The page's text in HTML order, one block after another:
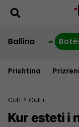
Ballina
Prishtina Prizreni
Cult > Cult+
Kur esteti i